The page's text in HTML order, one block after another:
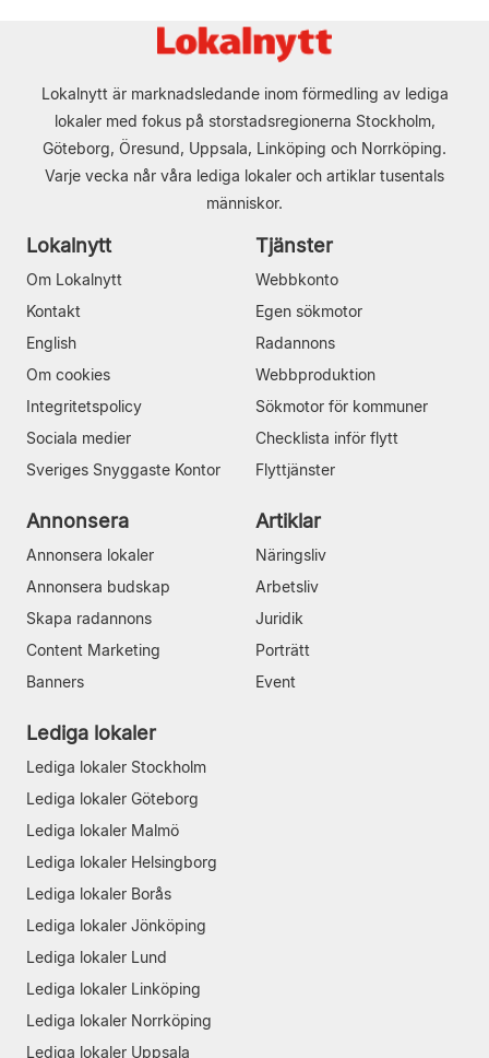
Lokalnytt är marknadsledande inom förmedling av lediga
lokaler med fokus på storstadsregionerna Stockholm,
Göteborg, Öresund, Uppsala, Linköping och Norrköping.
Varje vecka når våra lediga lokaler och artiklar tusentals
människor.
Lokalnytt
Om Lokalnytt
Kontakt
English
Om cookies
Integritetspolicy
Sociala medier
Sveriges Snyggaste Kontor
Tjänster
Webbkonto
Egen sökmotor
Radannons
Webbproduktion
Sökmotor för kommuner
Checklista inför flytt
Flyttjänster
Annonsera
Annonsera lokaler
Annonsera budskap
Skapa radannons
Content Marketing
Banners
Artiklar
Näringsliv
Arbetsliv
Juridik
Porträtt
Event
Lediga lokaler
Lediga lokaler Stockholm
Lediga lokaler Göteborg
Lediga lokaler Malmö
Lediga lokaler Helsingborg
Lediga lokaler Borås
Lediga lokaler Jönköping
Lediga lokaler Lund
Lediga lokaler Linköping
Lediga lokaler Norrköping
Lediga lokaler Uppsala